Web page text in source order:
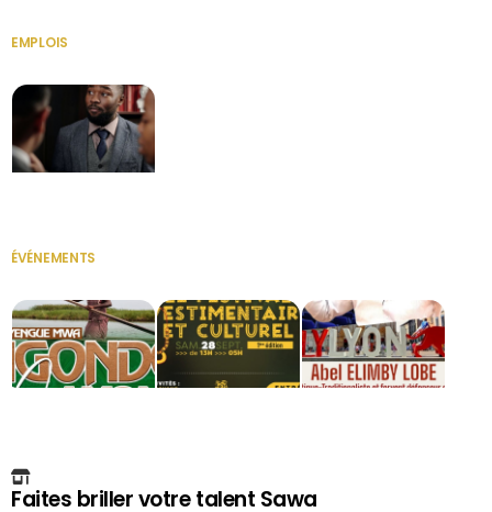
EMPLOIS
ÉVÉNEMENTS
Faites briller votre talent Sawa